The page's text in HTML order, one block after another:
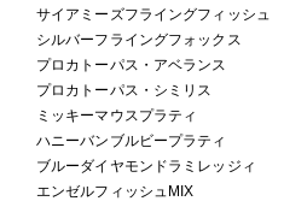
サイアミーズフライングフィッシュ
シルバーフライングフォックス
プロカトーパス・アベランス
プロカトーパス・シミリス
ミッキーマウスプラティ
ハニーバンブルビープラティ
ブルーダイヤモンドラミレッジィ
エンゼルフィッシュMIX